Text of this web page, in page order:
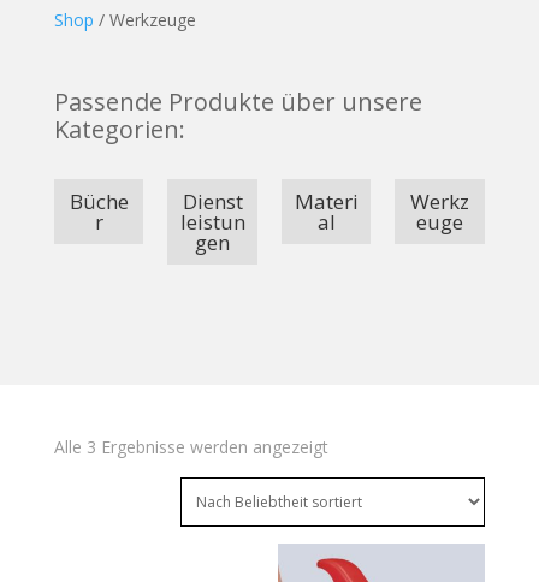
Shop / Werkzeuge
Passende Produkte über unsere
Kategorien:
Büche
r
Dienst
leistun
gen
Materi
al
Werkz
euge
Alle 3 Ergebnisse werden angezeigtNach
Beliebtheit
sortiert